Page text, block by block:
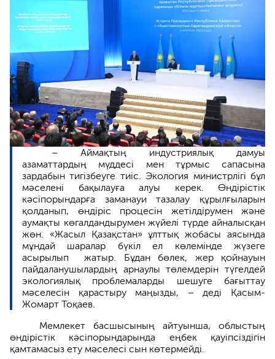
– Аймақтың индустриялық дамуы
азаматтардың мүддесі мен тұрмыс сапасына
зардабын тигізбеуге тиіс. Экология министрлігі бұл
мәселені бақылауға алуы керек. Өндірістік
кәсіпорындарға заманауи тазалау құрылғыларын
қолданып, өндіріс процесін жетілдірумен және
аумақты көгалдандырумен жүйелі түрде айналысқан
жөн. «Жасыл Қазақстан» ұлттық жобасы аясында
мұндай шаралар бүкіл ел көлемінде жүзеге
асырылып жатыр. Бұдан бөлек, жер қойнауын
пайдаланушылардың арнаулы төлемдерін түгелдей
экологиялық проблемаларды шешуге бағыттау
мәселесін қарастыру маңызды, – деді Қасым-
Жомарт Тоқаев.
Мемлекет басшысының айтуынша, облыстың
өндірістік кәсіпорындарында еңбек қауіпсіздігін
қамтамасыз ету мәселесі сын көтермейді.